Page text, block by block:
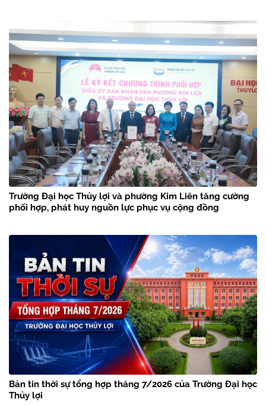
Trường Đại học Thủy lợi và phường Kim Liên tăng cường
phối hợp, phát huy nguồn lực phục vụ cộng đồng
Bản tin thời sự tổng hợp tháng 7/2026 của Trường Đại học
Thủy lợi